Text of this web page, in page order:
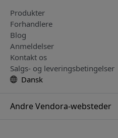
Produkter
Forhandlere
Blog
Anmeldelser
Kontakt os
Salgs- og leveringsbetingelser
Dansk
Andre Vendora-websteder